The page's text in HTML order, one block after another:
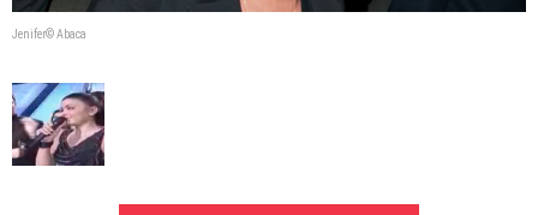
Jenifer© Abaca